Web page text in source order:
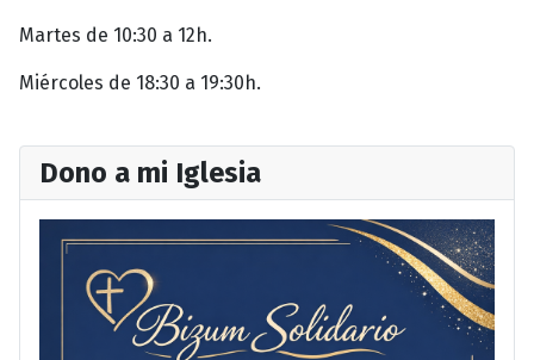
Martes de 10:30 a 12h.
Miércoles de 18:30 a 19:30h.
Dono a mi Iglesia